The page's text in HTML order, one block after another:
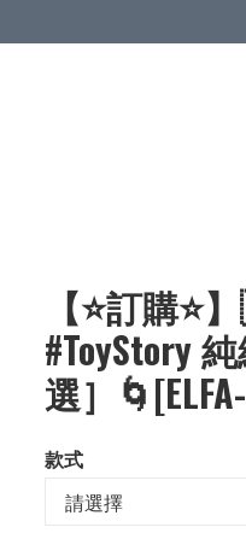
【⭐訂購
#ToyStory
選］
款式